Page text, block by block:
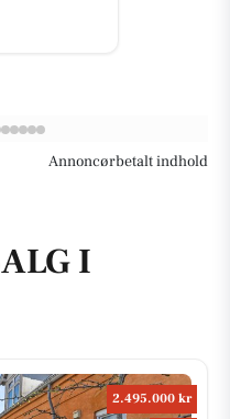
Annoncørbetalt indhold
I
2.495.000 kr